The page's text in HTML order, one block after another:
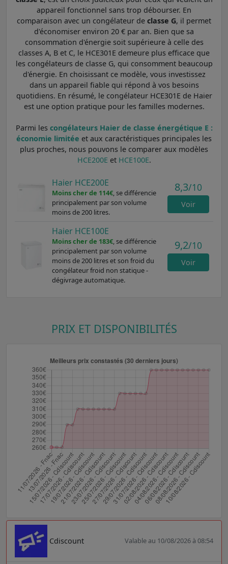
appareil fonctionnel sans trop débourser. En
comparaison avec un congélateur de classe G, il permet
d'économiser environ 20 € par an. Bien que sa
consommation d'énergie soit supérieure à celle des
classes A, B et C, le HCE301E demeure plus efficace que
les congélateurs de classe G, qui consomment beaucoup
d'énergie. En choisissant ce modèle, vous investissez
dans un appareil fiable qui répond à vos besoins
quotidiens. En résumé, le congélateur HCE301E de Haier
est une option pratique pour les familles modernes.
Parmi les congélateurs Haier de classe énergétique E :
économie limitée et aux caractéristiques principales les
plus proches, nous pouvons le comparer aux modèles
HCE200E et HCE100E.
Haier HCE200E
Moins cher de 114€, se différencie
principalement par son volume
moins de 200 litres.
8,3/10
Voir
Haier HCE100E
Moins cher de 183€, se différencie
principalement par son volume
moins de 200 litres et son froid du
congélateur froid non statique -
dégivrage automatique.
9,2/10
Voir
PRIX ET DISPONIBILITÉS
Cdiscount Valable au 10/08/2026 à 08:54